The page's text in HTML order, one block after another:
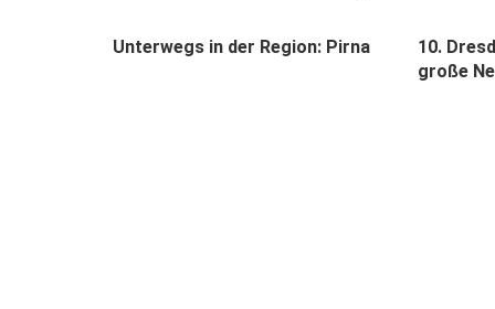
Unterwegs in der Region: Pirna
10.
große